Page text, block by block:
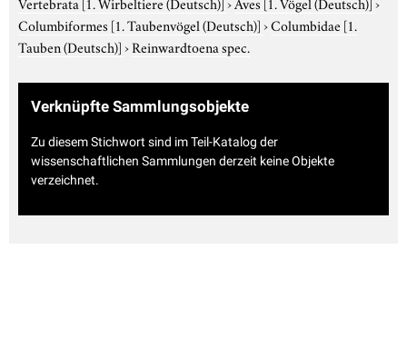
Columbiformes [1. Taubenvögel (Deutsch)]›Columbidae [1.
Tauben (Deutsch)]›Reinwardtoena spec.
Verknüpfte Sammlungsobjekte
Zu diesem Stichwort sind im Teil-Katalog der
wissenschaftlichen Sammlungen derzeit keine Objekte
verzeichnet.